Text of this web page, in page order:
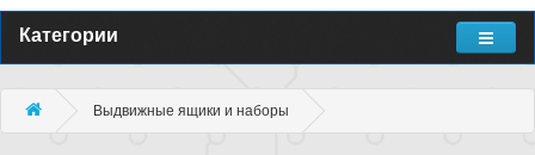
Категории
Выдвижные ящики и наборы